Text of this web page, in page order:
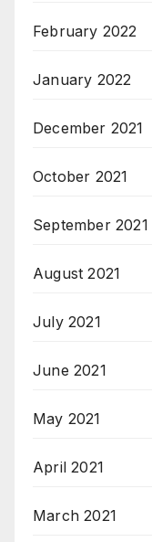
February 2022
January 2022
December 2021
October 2021
September 2021
August 2021
July 2021
June 2021
May 2021
April 2021
March 2021